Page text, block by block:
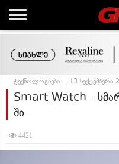
ტექნოლოგიები 13
Smart Watch -
ში
4421